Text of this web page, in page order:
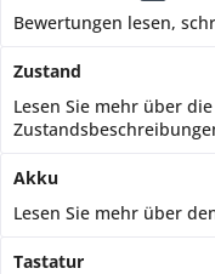
Bewertungen lesen,
Zustand
Lesen Sie mehr über
Akku
Lesen Sie mehr über
Tastatur